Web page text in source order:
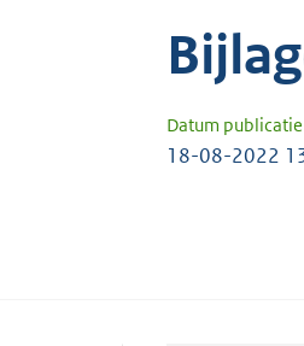
Datum publicatie
18-08-2022